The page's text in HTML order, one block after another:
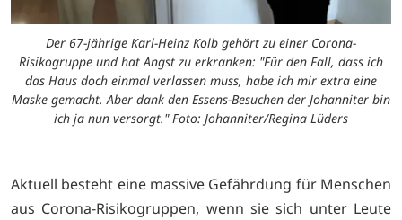
Der 67-jährige Karl-Heinz Kolb gehört zu einer Corona-
Risikogruppe und hat Angst zu erkranken: "Für den Fall, dass ich
das Haus doch einmal verlassen muss, habe ich mir extra eine
Maske gemacht. Aber dank den Essens-Besuchen der Johanniter bin
ich ja nun versorgt." Foto: Johanniter/Regina Lüders
Aktuell besteht eine massive Gefährdung für Menschen
aus Corona-Risikogruppen, wenn sie sich unter Leute